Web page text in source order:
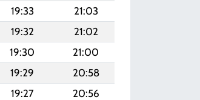
19:33
21:03
19:32
21:02
19:30
21:00
19:29
20:58
19:27
20:56